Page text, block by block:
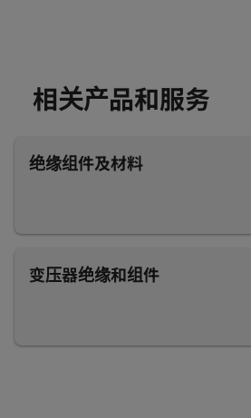
相关产品和服务
绝缘组件及材料
变压器绝缘和组件